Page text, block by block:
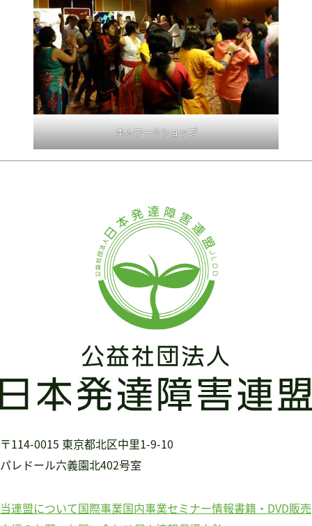
本人ワークショップ
〒114-0015 東京都北区中里1-9-10
パレドール六義園北402号室
当連盟について国際事業国内事業セミナー情報書籍・DVD販売